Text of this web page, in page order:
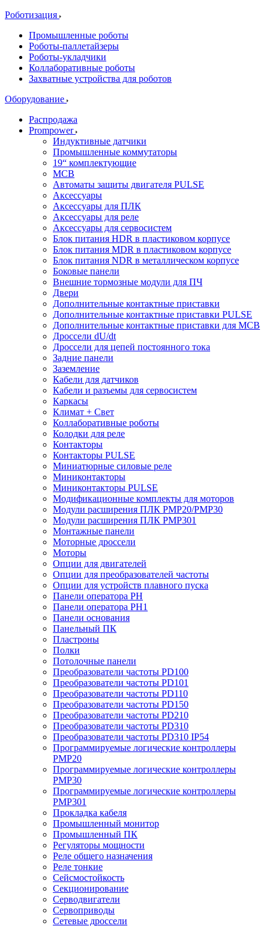
Роботизация
Промышленные роботы
Роботы-паллетайзеры
Роботы-укладчики
Коллаборативные роботы
Захватные устройства для роботов
Оборудование
Распродажа
Prompower
Индуктивные датчики
Промышленные коммутаторы
19“ комплектующие
MCB
Автоматы защиты двигателя PULSE
Аксессуары
Аксессуары для ПЛК
Аксессуары для реле
Аксессуары для сервосистем
Блок питания HDR в пластиковом корпусе
Блок питания MDR в пластиковом корпусе
Блок питания NDR в металлическом корпусе
Боковые панели
Внешние тормозные модули для ПЧ
Двери
Дополнительные контактные приставки
Дополнительные контактные приставки PULSE
Дополнительные контактные приставки для MCB
Дроссели dU/dt
Дроссели для цепей постоянного тока
Задние панели
Заземление
Кабели для датчиков
Кабели и разъемы для сервосистем
Каркасы
Климат + Свет
Коллаборативные роботы
Колодки для реле
Контакторы
Контакторы PULSE
Миниатюрные силовые реле
Миниконтакторы
Миниконтакторы PULSE
Модификационные комплекты для моторов
Модули расширения ПЛК PMP20/PMP30
Модули расширения ПЛК PMP301
Монтажные панели
Моторные дроссели
Моторы
Опции для двигателей
Опции для преобразователей частоты
Опции для устройств плавного пуска
Панели оператора PH
Панели оператора PH1
Панели основания
Панельный ПК
Пластроны
Полки
Потолочные панели
Преобразователи частоты PD100
Преобразователи частоты PD101
Преобразователи частоты PD110
Преобразователи частоты PD150
Преобразователи частоты PD210
Преобразователи частоты PD310
Преобразователи частоты PD310 IP54
Программируемые логические контроллеры
PMP20
Программируемые логические контроллеры
PMP30
Программируемые логические контроллеры
PMP301
Прокладка кабеля
Промышленный монитор
Промышленный ПК
Регуляторы мощности
Реле общего назначения
Реле тонкие
Сейсмостойкость
Секционирование
Серводвигатели
Сервоприводы
Сетевые дроссели